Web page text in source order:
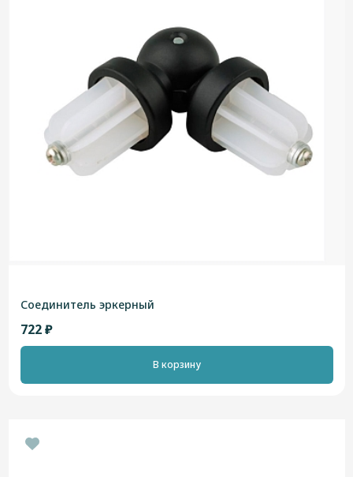
Соединитель эркерный
722 ₽
В корзину